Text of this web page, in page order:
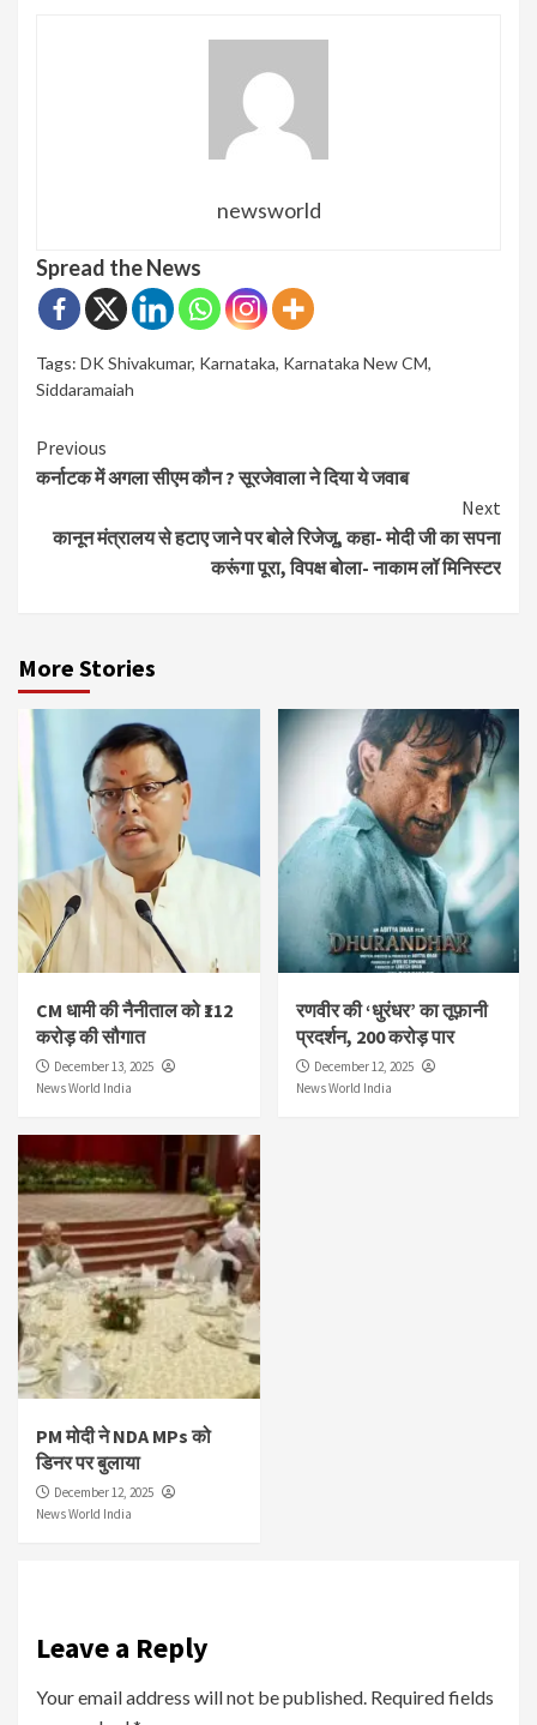
newsworld
Spread the News
Tags: DK Shivakumar, Karnataka, Karnataka New CM,
Siddaramaiah
Continue
Reading
Previous
कर्नाटक में अगला सीएम कौन ? सूरजेवाला ने दिया ये जवाब
Next
कानून मंत्रालय से हटाए जाने पर बोले रिजेजू, कहा- मोदी जी का सपना
करूंगा पूरा, विपक्ष बोला- नाकाम लॉ मिनिस्टर
More Stories
CM धामी की नैनीताल को ₹112
करोड़ की सौगात
December 13, 2025
News World India
रणवीर की ‘धुरंधर’ का तूफ़ानी
प्रदर्शन, 200 करोड़ पार
December 12, 2025
News World India
PM मोदी ने NDA MPs को
डिनर पर बुलाया
December 12, 2025
News World India
Leave a Reply
Your email address will not be published. Required fields